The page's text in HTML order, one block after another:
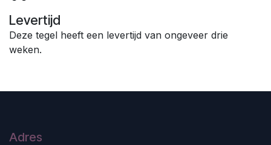
Levertijd
Deze tegel heeft een levertijd van ongeveer drie
weken.
Adres